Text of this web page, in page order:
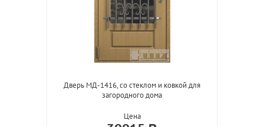
Дверь МД-1416, со стеклом и ковкой для
загородного дома
Цена